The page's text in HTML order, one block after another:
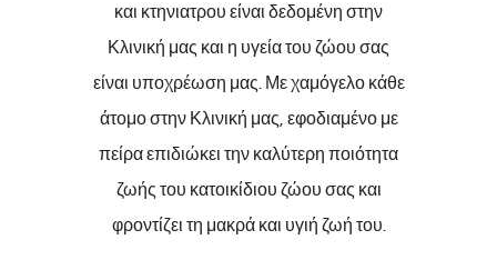
και κτηνιατρου είναι δεδομένη στην
Κλινική μας και η υγεία του ζώου σας
είναι υποχρέωση μας. Με χαμόγελο κάθε
άτομο στην Κλινική μας, εφοδιαμένο με
πείρα επιδιώκει την καλύτερη ποιότητα
ζωής του κατοικίδιου ζώου σας και
φροντίζει τη μακρά και υγιή ζωή του.